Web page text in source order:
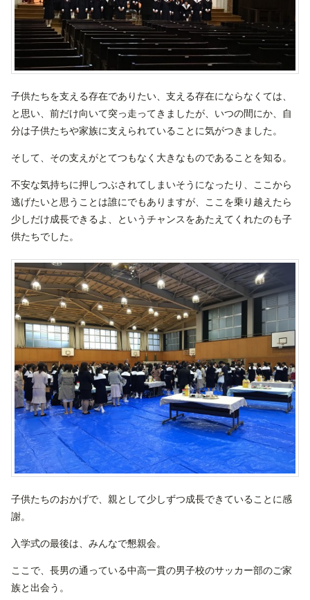
子供たちを支える存在でありたい、支える存在にならなくては、
と思い、前だけ向いて突っ走ってきましたが、いつの間にか、自
分は子供たちや家族に支えられていることに気がつきました。
そして、その支えがとてつもなく大きなものであることを知る。
不安な気持ちに押しつぶされてしまいそうになったり、ここから
逃げたいと思うことは誰にでもありますが、ここを乗り越えたら
少しだけ成長できるよ、というチャンスをあたえてくれたのも子
供たちでした。
子供たちのおかげで、親として少しずつ成長できていることに感
謝。
入学式の最後は、みんなで懇親会。
ここで、長男の通っている中高一貫の男子校のサッカー部のご家
族と出会う。